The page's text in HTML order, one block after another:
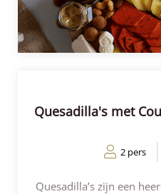
crackers en
wat rauwkost toe zoals
vooral eigen
kazen op
gaat
Quesadilla's met
2 pers
Quesadilla’s zijn een